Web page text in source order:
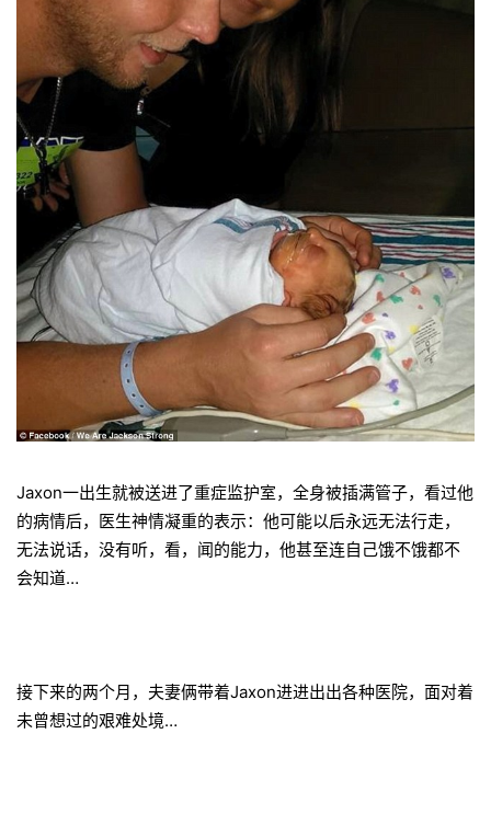
Jaxon一出生就被送进了重症监护室，全身被插满管子，看过他
的病情后，医生神情凝重的表示：他可能以后永远无法行走，
无法说话，没有听，看，闻的能力，他甚至连自己饿不饿都不
会知道…
接下来的两个月，夫妻俩带着Jaxon进进出出各种医院，面对着
未曾想过的艰难处境…